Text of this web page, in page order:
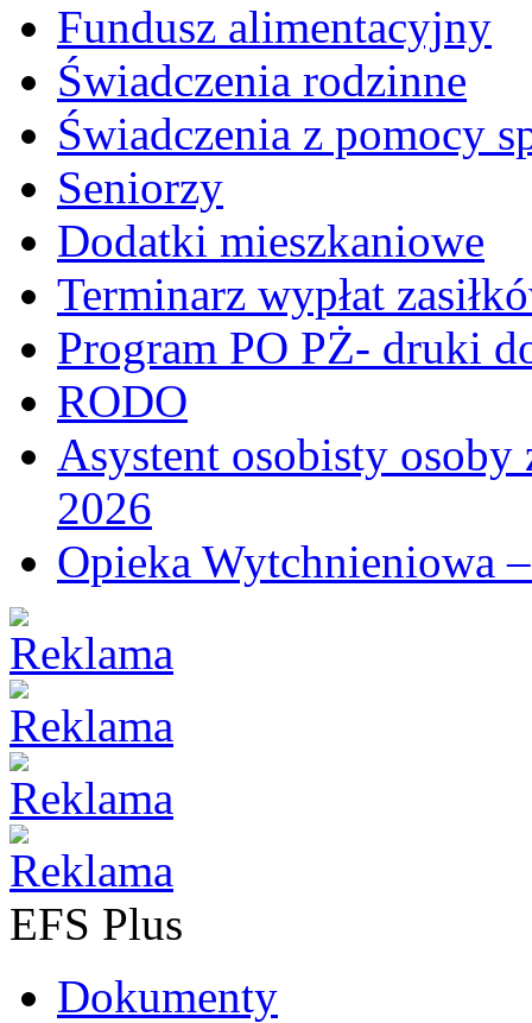
Fundusz alimentacyjny
Świadczenia rodzinne
Świadczenia z pomocy
Seniorzy
Dodatki mieszkaniowe
Terminarz wypłat
Program PO PŻ- druki
RODO
Asystent osobisty osoby
2026
Opieka Wytchnieniowa
EFS Plus
Dokumenty